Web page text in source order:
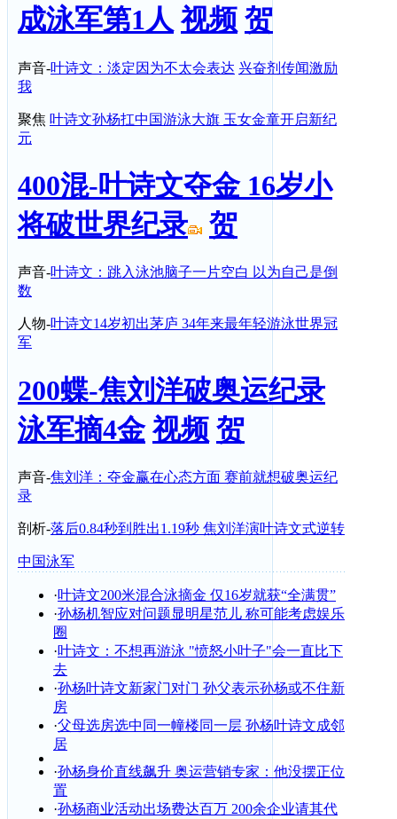
成泳军第1人 视频 贺
声音-叶诗文：淡定因为不太会表达 兴奋剂传闻激励
我
聚焦 叶诗文孙杨扛中国游泳大旗 玉女金童开启新纪
元
400混-叶诗文夺金 16岁小
将破世界纪录
贺
声音-叶诗文：跳入泳池脑子一片空白 以为自己是倒
数
人物-叶诗文14岁初出茅庐 34年来最年轻游泳世界冠
军
200蝶-焦刘洋破奥运纪录
泳军摘4金 视频 贺
声音-焦刘洋：夺金赢在心态方面 赛前就想破奥运纪
录
剖析-落后0.84秒到胜出1.19秒 焦刘洋演叶诗文式逆转
中国泳军
·叶诗文200米混合泳摘金 仅16岁就获“全满贯”
·孙杨机智应对问题显明星范儿 称可能考虑娱乐
圈
·叶诗文：不想再游泳 "愤怒小叶子"会一直比下
去
·孙杨叶诗文新家门对门 孙父表示孙杨或不住新
房
·父母选房选中同一幢楼同一层 孙杨叶诗文成邻
居
·孙杨身价直线飙升 奥运营销专家：他没摆正位
置
·孙杨商业活动出场费达百万 200余企业请其代